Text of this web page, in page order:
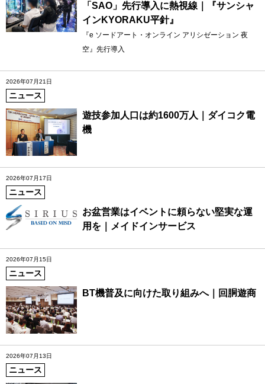
「SAO」先行導入に熱視線｜『サンシャ
インKYORAKU平針』
『e ソードアート・オンライン アリシゼーション 夜
空』先行導入
2026年07月21日
ニュース
遊技参加人口は約1600万人｜ダイコク電
機
2026年07月17日
ニュース
お盆営業はイベントに頼らない堅実な運
用を｜メイドインサービス
2026年07月15日
ニュース
BT機普及に向けた取り組みへ｜回胴遊商
2026年07月13日
ニュース